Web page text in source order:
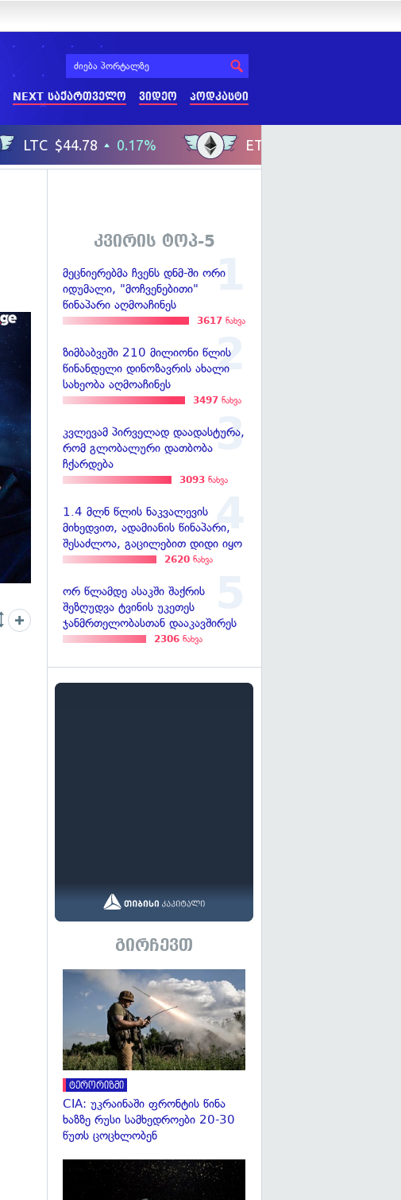
NEXT საქართველო ვიდეო პოდკასტი
კვირის ტოპ-5
მეცნიერებმა ჩვენს დნმ-ში ორი
იდუმალი, "მოჩვენებითი"
წინაპარი აღმოაჩინეს
3617 ნახვა
ზიმბაბვეში 210 მილიონი წლის
წინანდელი დინოზავრის ახალი
სახეობა აღმოაჩინეს
3497 ნახვა
კვლევამ პირველად დაადასტურა,
რომ გლობალური დათბობა
ჩქარდება
3093 ნახვა
1.4 მლნ წლის ნაკვალევის
მიხედვით, ადამიანის წინაპარი,
შესაძლოა, გაცილებით დიდი იყო
2620 ნახვა
ორ წლამდე ასაკში შაქრის
შეზღუდვა ტვინის უკეთეს
ჯანმრთელობასთან დააკავშირეს
2306 ნახვა
გირჩევთ
ტერორიზმი
CIA: უკრაინაში ფრონტის წინა
ხაზზე რუსი სამხედროები 20-30
წუთს ცოცხლობენ